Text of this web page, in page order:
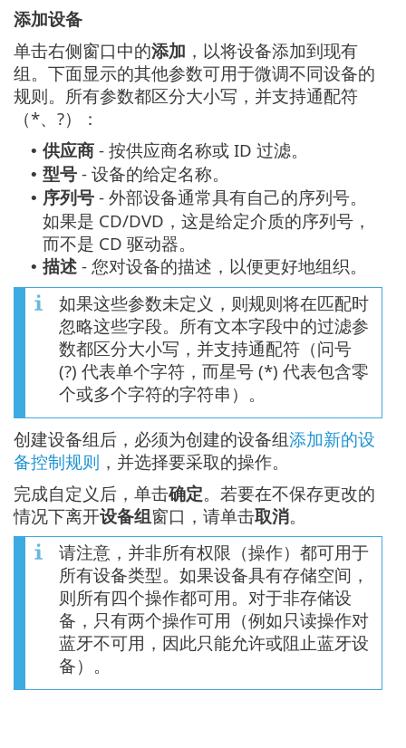
添加设备
单击右侧窗口中的添加 ，以将设备添加到现有
组。下面显示的其他参数可用于微调不同设备的
规则。所有参数都区分大小写，并支持通配符
（*、?）：
• 供应商 - 按供应商名称或 ID 过滤。
• 型号 - 设备的给定名称。
• 序列号 - 外部设备通常具有自己的序列号。
如果是 CD/DVD，这是给定介质的序列号，
而不是 CD 驱动器。
• 描述 - 您对设备的描述，以便更好地组织。
如果这些参数未定义，则规则将在匹配时
忽略这些字段。所有文本字段中的过滤参
数都区分大小写，并支持通配符（问号
(?) 代表单个字符，而星号 (*) 代表包含零
个或多个字符的字符串）。
创建设备组后，必须为创建的设备组添加新的设
备控制规则 ，并选择要采取的操作。
完成自定义后，单击确定。若要在不保存更改的
情况下离开设备组窗口，请单击取消。
请注意，并非所有权限（操作）都可用于
所有设备类型。如果设备具有存储空间，
则所有四个操作都可用。对于非存储设
备，只有两个操作可用（例如只读操作对
蓝牙不可用，因此只能允许或阻止蓝牙设
备）。